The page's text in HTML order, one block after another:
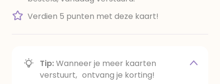
Verdien 5 punten met deze kaart!
Tip:Wanneer je meer kaarten
verstuurt, ontvang je korting!